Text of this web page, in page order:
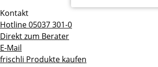
Kontakt
Hotline 05037 301-0
Direkt zum Berater
E-Mail
frischli Produkte kaufen